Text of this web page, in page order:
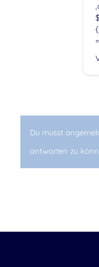
Du musst
antworten zu